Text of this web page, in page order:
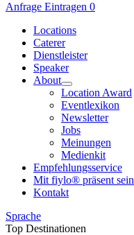
Anfrage Eintragen 0
Locations
Caterer
Dienstleister
Speaker
About
Location Award
Eventlexikon
Newsletter
Jobs
Meinungen
Medienkit
Empfehlungsservice
Mit fiylo® präsent sein
Kontakt
Sprache
Top Destinationen